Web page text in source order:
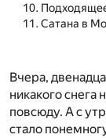
Сатана в
Вчера,
никакого снега
повсюду. А с
стало